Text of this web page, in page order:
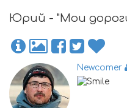
Юрий - "Мои
Newcomer